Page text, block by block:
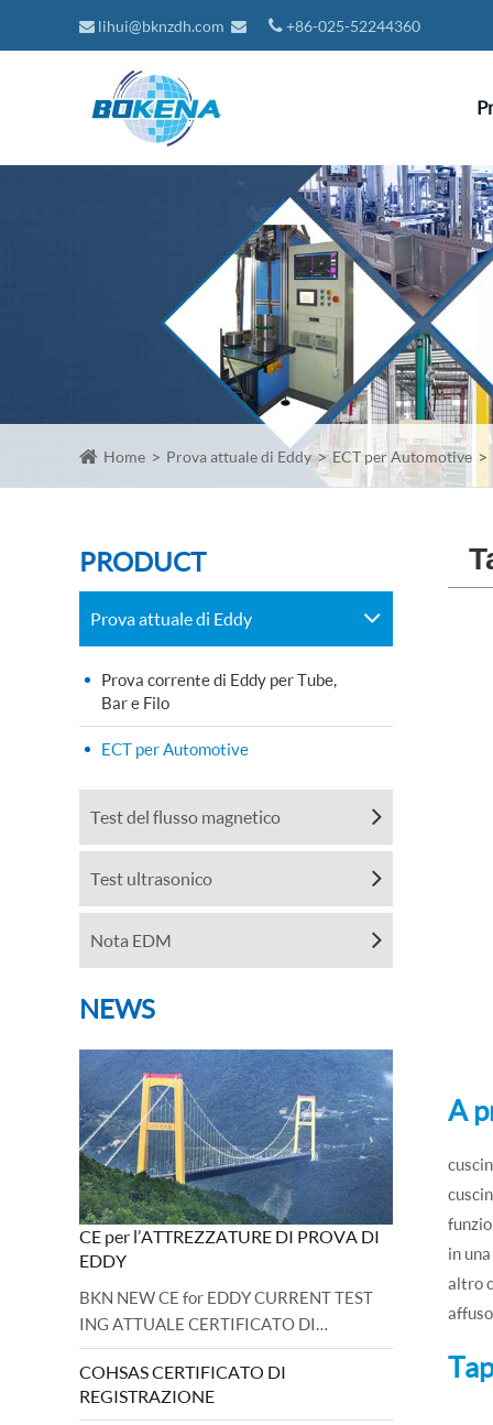
lihui@bknzdh.com +86-025-52244360
Home Prova attuale di Eddy ECT per Automotive
PRODUCT
Prova attuale di Eddy
Prova corrente di Eddy per Tube,
Bar e Filo
ECT per Automotive
Test del flusso magnetico
Test ultrasonico
Nota EDM
NEWS
CE per l’ATTREZZATURE DI PROVA DI
EDDY
BKN NEW CE for EDDY CURRENT TEST
ING ATTUALE CERTIFICATO DI
MACCHINA E BASE DIRETTIVA
VOLTAGGI è stato osservato e l'audit è
stato completato con successo.Direttiva
COHSAS CERTIFICATO DI
REGISTRAZIONE
A
in
altro